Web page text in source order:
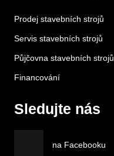
Prodej stavebních strojů
Servis stavebních strojů
Půjčovna stavebních strojů
Financování
Sledujte nás
na Facebooku